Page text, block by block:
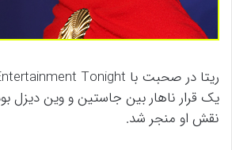
یک قرار ناهار بین جاستین و وین دیزل
نقش او منجر شد.